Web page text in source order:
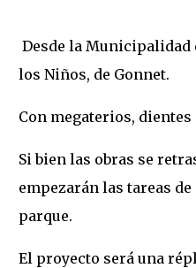
Desde la Municipalidad
los Niños, de Gonnet.
Con megaterios,
Si bien las obras se
empezarán las tareas
parque.
El proyecto será una